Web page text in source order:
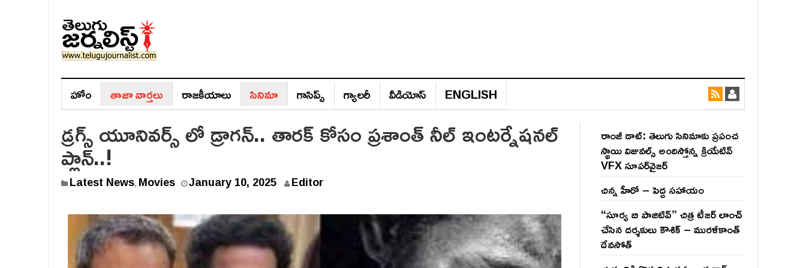
హోం తాజా వార్తలు రాజ‌కీయాలు సినిమా గాసిప్స్‌ గ్యాల‌రీ వీడియోస్‌ ENGLISH
డ్రగ్స్ యూనివర్స్ లో డ్రాగన్.. తారక్ కోసం ప్రశాంత్ నీల్ ఇంటర్నేషనల్
ప్లాన్..!
Latest News, Movies January 10, 2025J
n
u
a
r
Editor
రాంజీ డాట్: తెలుగు సినిమాకు ప్రపంచ
స్థాయి విజువల్స్ అందిస్తోన్న క్రియేటివ్
VFX సూపర్‌వైజర్
చిన్న హీరో – పెద్ద సహాయం
“సూర్య బి పాజిటివ్” చిత్ర టీజర్ లాంచ్
చేసిన‌ దర్శకులు కౌశిక్ – మురళీకాంత్
దేవసోత్